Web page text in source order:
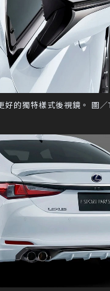
好的獨特樣式後視鏡。 圖／